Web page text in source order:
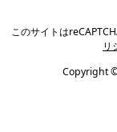
このサイトは
リ
Copyright